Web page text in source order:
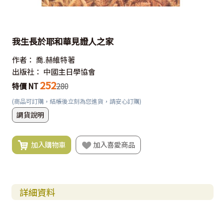
我生長於耶和華見證人之家
作者： 喬.赫維特著
出版社： 中國主日學協會
特價 NT 252280
(商品可訂購，結帳後立刻為您進貨，請安心訂購)
調貨說明
加入購物車 加入喜愛商品
詳細資料